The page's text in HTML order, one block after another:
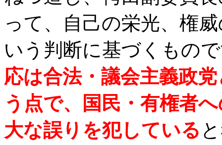
って、自己の栄光、権
いう判断に基づくもの
応は合法・議会主義政
う点で、国民・有権者
大な誤りを犯している